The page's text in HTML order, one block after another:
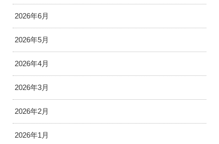
2026年6月
2026年5月
2026年4月
2026年3月
2026年2月
2026年1月